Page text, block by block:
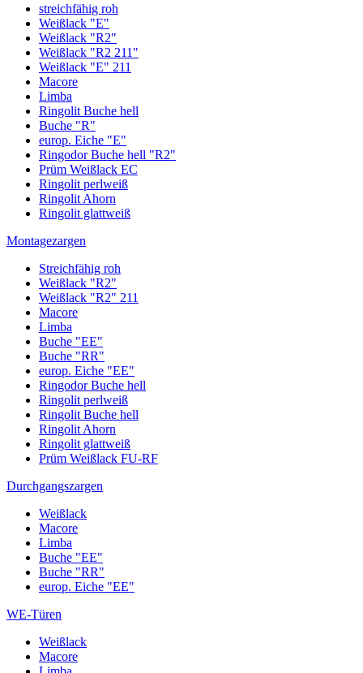
streichfähig roh
Weißlack "E"
Weißlack "R2"
Weißlack "R2 211"
Weißlack "E" 211
Macore
Limba
Ringolit Buche hell
Buche "R"
europ. Eiche "E"
Ringodor Buche hell "R2"
Prüm Weißlack EC
Ringolit perlweiß
Ringolit Ahorn
Ringolit glattweiß
Montagezargen
Streichfähig roh
Weißlack "R2"
Weißlack "R2" 211
Macore
Limba
Buche "EE"
Buche "RR"
europ. Eiche "EE"
Ringodor Buche hell
Ringolit perlweiß
Ringolit Buche hell
Ringolit Ahorn
Ringolit glattweiß
Prüm Weißlack FU-RF
Durchgangszargen
Weißlack
Macore
Limba
Buche "EE"
Buche "RR"
europ. Eiche "EE"
WE-Türen
Weißlack
Macore